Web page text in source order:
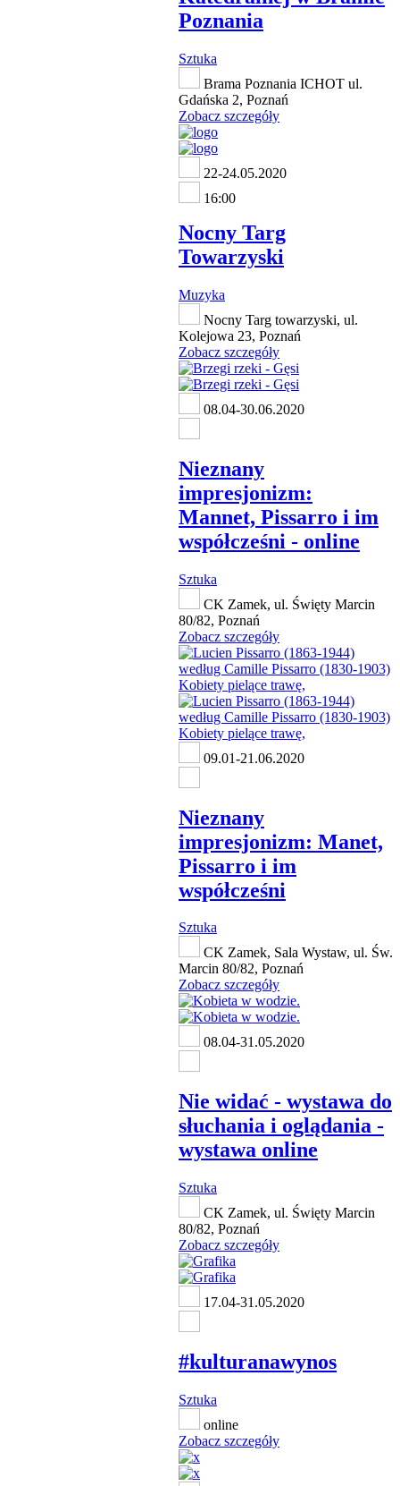
Poznania
Sztuka
Brama Poznania ICHOT ul.
Gdańska 2, Poznań
Zobacz szczegóły
22-24.05.2020
16:00
Nocny Targ
Towarzyski
Muzyka
Nocny Targ towarzyski, ul.
Kolejowa 23, Poznań
Zobacz szczegóły
08.04-30.06.2020
Nieznany
impresjonizm:
Mannet, Pissarro i im
współcześni - online
Sztuka
CK Zamek, ul. Święty Marcin
80/82, Poznań
Zobacz szczegóły
09.01-21.06.2020
Nieznany
impresjonizm: Manet,
Pissarro i im
współcześni
Sztuka
CK Zamek, Sala Wystaw, ul. Św.
Marcin 80/82, Poznań
Zobacz szczegóły
08.04-31.05.2020
Nie widać - wystawa do
słuchania i oglądania -
wystawa online
Sztuka
CK Zamek, ul. Święty Marcin
80/82, Poznań
Zobacz szczegóły
17.04-31.05.2020
#kulturanawynos
Sztuka
online
Zobacz szczegóły